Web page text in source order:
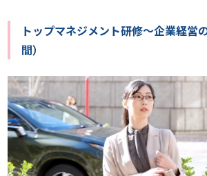
トップマネジメント研修～企業経営
間）